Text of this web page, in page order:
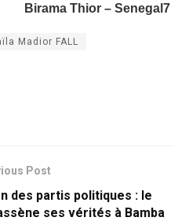
Birama Thior – Senegal7
Madior FALL
Post
des partis politiques : le
ses vérités à Bamba